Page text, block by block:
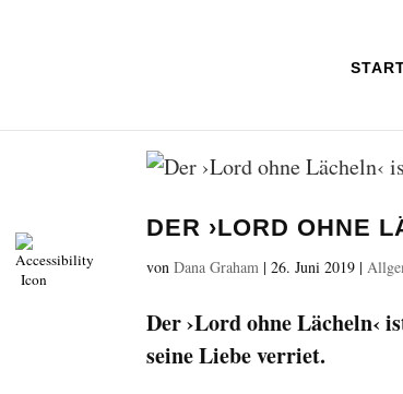
DER ›LORD OHNE
vonDana Graham |26. Juni 2019 |
Der ›Lord ohne Lächeln‹
seine Liebe verriet.